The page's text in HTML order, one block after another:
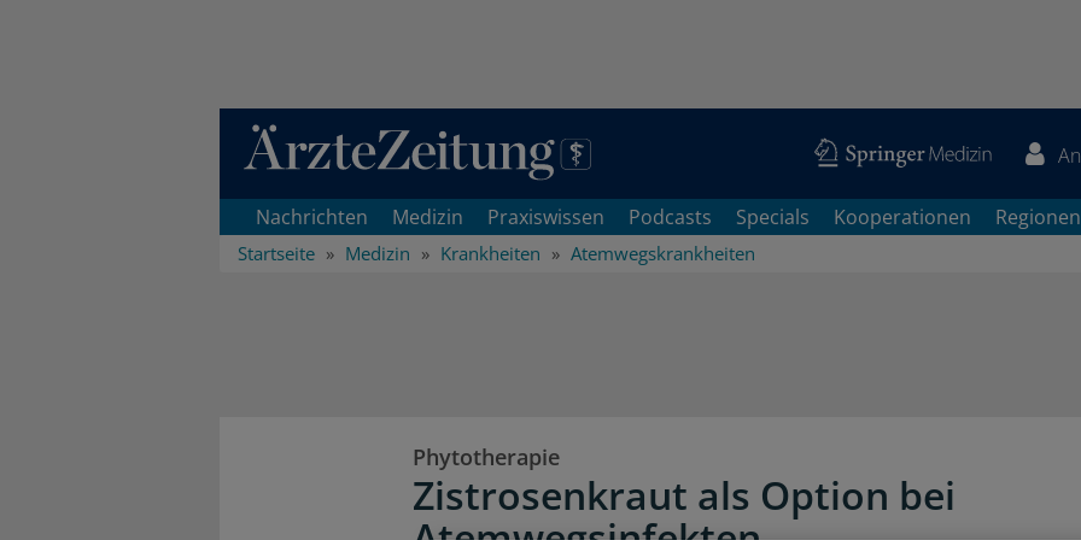
Direkt zum Inhaltsbereich
Nachrichten Medizin Praxiswissen Podcasts Specials Kooperationen Regionen
Startseite Medizin Krankheiten Atemwegskrankheiten
Phytotherapie
Zistrosenkraut als Option bei